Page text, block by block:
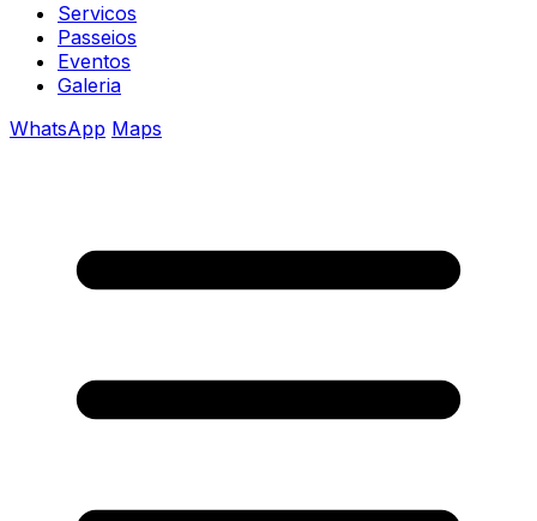
Servicos
Passeios
Eventos
Galeria
WhatsApp Maps